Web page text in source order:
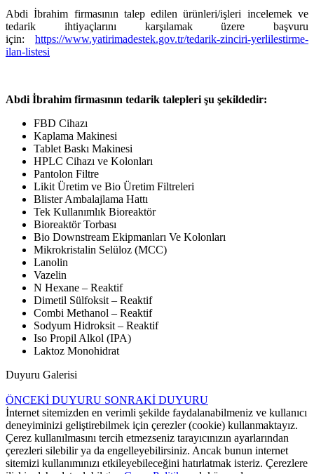
Abdi İbrahim firmasının talep edilen ürünleri/işleri incelemek ve
tedarik ihtiyaçlarını karşılamak üzere başvuru
için: https://www.yatirimadestek.gov.tr/tedarik-zinciri-yerlilestirme-
ilan-listesi
Abdi İbrahim firmasının tedarik talepleri şu şekildedir:
FBD Cihazı
Kaplama Makinesi
Tablet Baskı Makinesi
HPLC Cihazı ve Kolonları
Pantolon Filtre
Likit Üretim ve Bio Üretim Filtreleri
Blister Ambalajlama Hattı
Tek Kullanımlık Bioreaktör
Bioreaktör Torbası
Bio Downstream Ekipmanları Ve Kolonları
Mikrokristalin Selüloz (MCC)
Lanolin
Vazelin
N Hexane – Reaktif
Dimetil Sülfoksit – Reaktif
Combi Methanol – Reaktif
Sodyum Hidroksit – Reaktif
Iso Propil Alkol (IPA)
Laktoz Monohidrat
Duyuru Galerisi
ÖNCEKİ DUYURU SONRAKİ DUYURU
İnternet sitemizden en verimli şekilde faydalanabilmeniz ve kullanıcı
deneyiminizi geliştirebilmek için çerezler (cookie) kullanmaktayız.
Çerez kullanılmasını tercih etmezseniz tarayıcınızın ayarlarından
çerezleri silebilir ya da engelleyebilirsiniz. Ancak bunun internet
sitemizi kullanımınızı etkileyebileceğini hatırlatmak isteriz. Çerezlere